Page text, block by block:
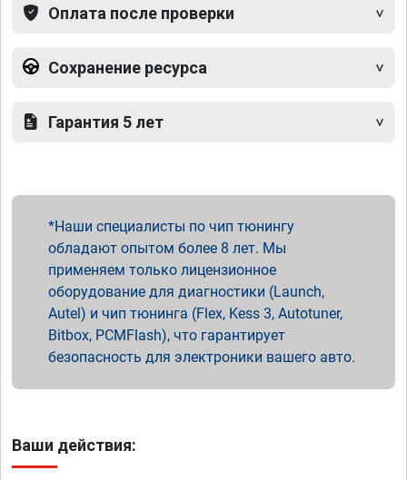
Оплата после проверки
Сохранение ресурса
Гарантия 5 лет
Наши специалисты по чип тюнингу
обладают опытом более 8 лет. Мы
применяем только лицензионное
оборудование для диагностики (Launch,
Autel) и чип тюнинга (Flex, Kess 3, Autotuner,
Bitbox, PCMFlash), что гарантирует
безопасность для электроники вашего авто.
Ваши действия: